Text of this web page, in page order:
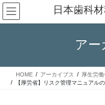
コ
ン
テ
ス
ナ
ビ
ゲ
ン
日本歯科
アー
HOME アーカイブス
厚生労働
【厚労省】リスク管理マニュアル